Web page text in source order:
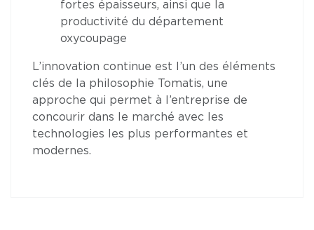
fortes épaisseurs, ainsi que la
productivité du département
oxycoupage
L’innovation continue est l’un des éléments
clés de la philosophie Tomatis, une
approche qui permet à l’entreprise de
concourir dans le marché avec les
technologies les plus performantes et
modernes.